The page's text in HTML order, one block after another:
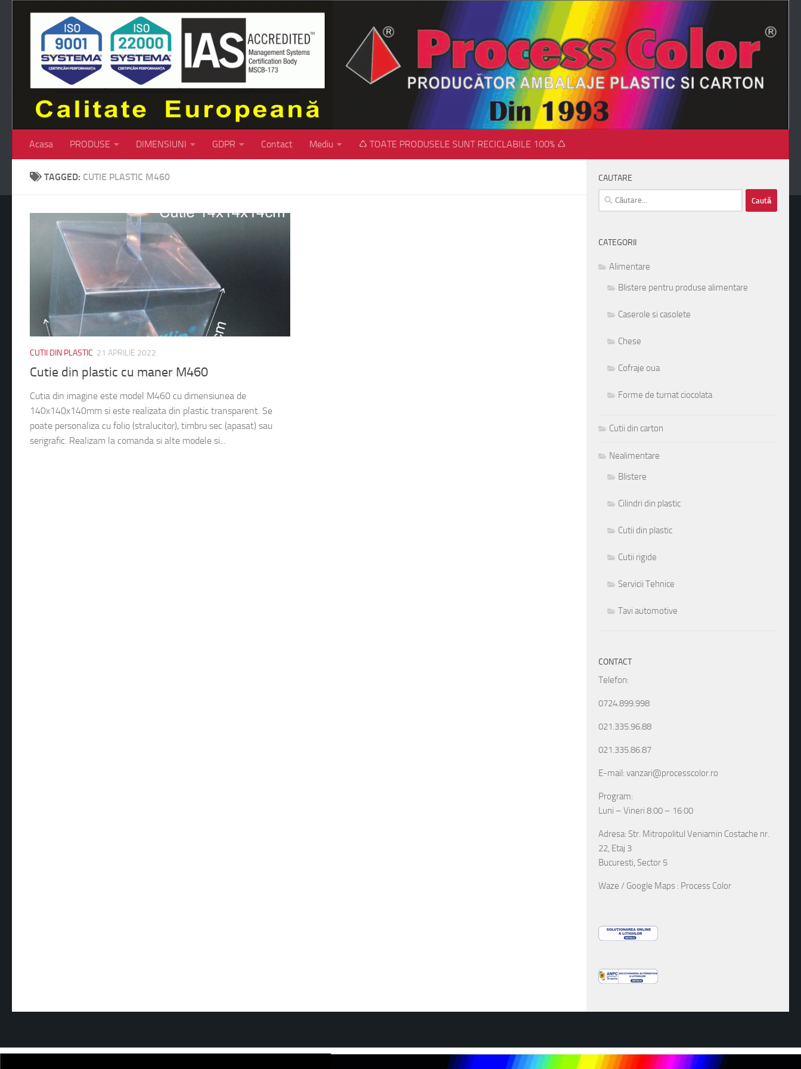
Skip to content
Acasa PRODUSE DIMENSIUNI GDPR Contact Mediu ♺ TOATE PRODUSELE SUNT RECICLABILE 100% ♺
TAGGED: CUTIE PLASTIC M460
CUTII DIN PLASTIC 21 APRILIE 2022
Cutie din plastic cu maner M460
Cutia din imagine este model M460 cu dimensiunea de
140x140x140mm si este realizata din plastic transparent. Se
poate personaliza cu folio (stralucitor), timbru sec (apasat) sau
serigrafic. Realizam la comanda si alte modele si...
CAUTARE
Caută
după:
CATEGORII
Alimentare
Blistere pentru produse alimentare
Caserole si casolete
Chese
Cofraje oua
Forme de turnat ciocolata
Cutii din carton
Nealimentare
Blistere
Cilindri din plastic
Cutii din plastic
Cutii rigide
Servicii Tehnice
Tavi automotive
CONTACT
Telefon:
0724.899.998
021.335.96.88
021.335.86.87
E-mail: vanzari@processcolor.ro
Program:
Luni – Vineri 8:00 – 16:00
Adresa: Str. Mitropolitul Veniamin Costache nr.
22, Etaj 3
Bucuresti, Sector 5
Waze / Google Maps : Process Color